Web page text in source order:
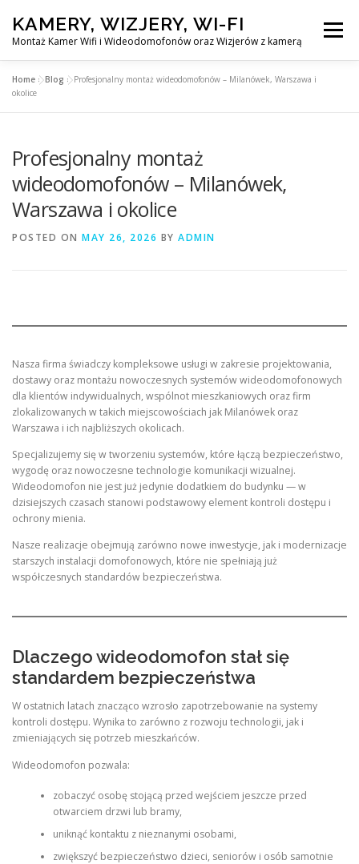
content
KAMERY, WIZJERY, WI-FI
Montaż Kamer Wifi i Wideodomofonów oraz Wizjerów z kamerą
Menu
GŁÓWNA
MONTAŻ WIDEDOMOFONÓW
MONTAŻU WIZJERÓW Z KAMERĄ
Home »Blog »Profesjonalny montaż wideodomofonów – Milanówek, Warszawa i
okolice
Profesjonalny montaż
wideodomofonów – Milanówek,
Warszawa i okolice
POSTED ON MAY 26, 2026 BY ADMIN
Nasza firma świadczy kompleksowe usługi w zakresie projektowania,
dostawy oraz montażu nowoczesnych systemów wideodomofonowych
dla klientów indywidualnych, wspólnot mieszkaniowych oraz firm
zlokalizowanych w takich miejscowościach jak Milanówek oraz
Warszawa i ich najbliższych okolicach.
Specjalizujemy się w tworzeniu systemów, które łączą bezpieczeństwo,
wygodę oraz nowoczesne technologie komunikacji wizualnej.
Wideodomofon nie jest już jedynie dodatkiem do budynku — w
dzisiejszych czasach stanowi podstawowy element kontroli dostępu i
ochrony mienia.
Nasze realizacje obejmują zarówno nowe inwestycje, jak i modernizacje
starszych instalacji domofonowych, które nie spełniają już
współczesnych standardów bezpieczeństwa.
Dlaczego wideodomofon stał się
standardem bezpieczeństwa
W ostatnich latach znacząco wzrosło zapotrzebowanie na systemy
kontroli dostępu. Wynika to zarówno z rozwoju technologii, jak i
zmieniających się potrzeb mieszkańców.
Wideodomofon pozwala:
zobaczyć osobę stojącą przed wejściem jeszcze przed
otwarciem drzwi lub bramy,
uniknąć kontaktu z nieznanymi osobami,
zwiększyć bezpieczeństwo dzieci, seniorów i osób samotnie